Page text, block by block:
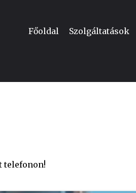
Főoldal Szolgáltatások
telefonon!